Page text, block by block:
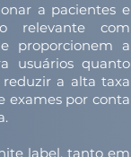
a pacientes e
relevante com
proporcionem a
usuários quanto
a alta taxa
exames por conta
label, tanto em